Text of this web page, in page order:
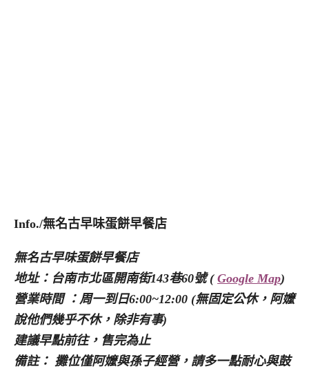
Info./無名古早味蛋餅早餐店
無名古早味蛋餅早餐店
地址：台南市北區開南街143巷60號 ( Google Map)
營業時間 ：周一到日6:00~12:00 (無固定公休，阿嬤
說他們幾乎不休，除非有事)
建議早點前往，售完為止
備註： 攤位僅阿嬤與孫子經營，請多一點耐心與鼓